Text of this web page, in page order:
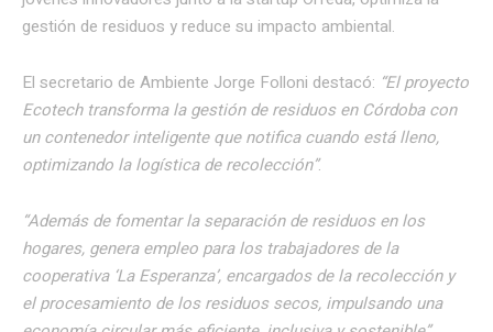
gestión de residuos y reduce su impacto ambiental.
El secretario de Ambiente Jorge Folloni destacó: “El proyecto
Ecotech transforma la gestión de residuos en Córdoba con
un contenedor inteligente que notifica cuando está lleno,
optimizando la logística de recolección”.
“Además de fomentar la separación de residuos en los
hogares, genera empleo para los trabajadores de la
cooperativa ‘La Esperanza’, encargados de la recolección y
el procesamiento de los residuos secos, impulsando una